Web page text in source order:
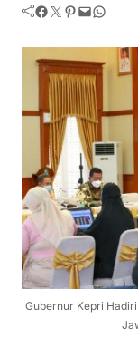
Facebook Twitter Pinterest Mail WhatsApp
Gubernur Kepri